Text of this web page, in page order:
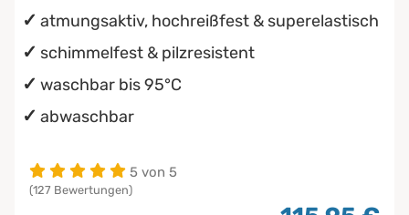
atmungsaktiv, hochreißfest & superelastisch
schimmelfest & pilzresistent
waschbar bis 95°C
abwaschbar
5 von 5
(127 Bewertungen)